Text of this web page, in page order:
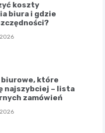
koszty
biura i gdzie
biurowe, które
najszybciej – lista
zamówień